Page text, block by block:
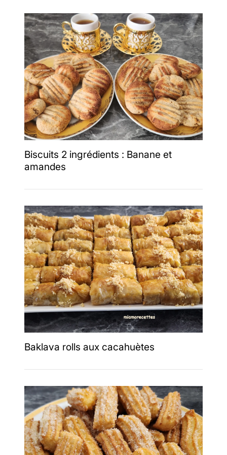
Biscuits 2 ingrédients : Banane et
amandes
Baklava rolls aux cacahuètes